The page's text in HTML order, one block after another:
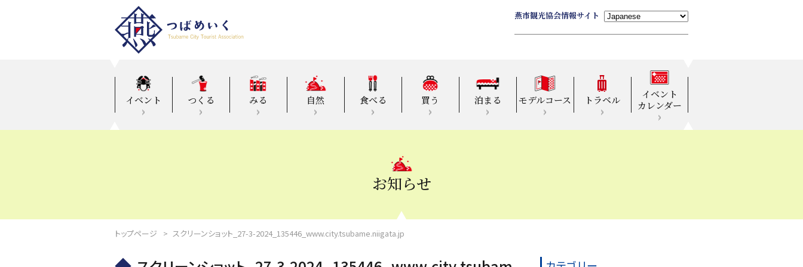
燕市観光協会情報サイト
イベント つくる みる 自然 食べる 買う 泊まる モデルコース トラベル
イベント
カレンダー
お知らせ
トップページ スクリーンショット_27-3-2024_135446_www.city.tsubame.niigata.jp